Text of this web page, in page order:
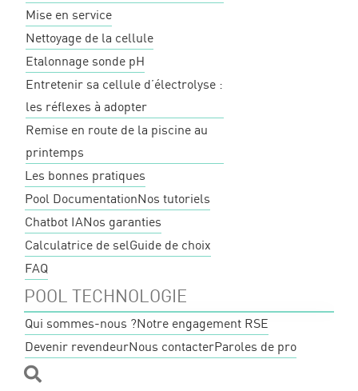
Mise en service
Nettoyage de la cellule
Etalonnage sonde pH
Entretenir sa cellule d’électrolyse :
les réflexes à adopter
Remise en route de la piscine au
printemps
Les bonnes pratiques
Pool DocumentationNos tutoriels
Chatbot IANos garanties
Calculatrice de selGuide de choix
FAQ
POOL TECHNOLOGIE
Qui sommes-nous ?Notre engagement RSE
Devenir revendeurNous contacterParoles de pro